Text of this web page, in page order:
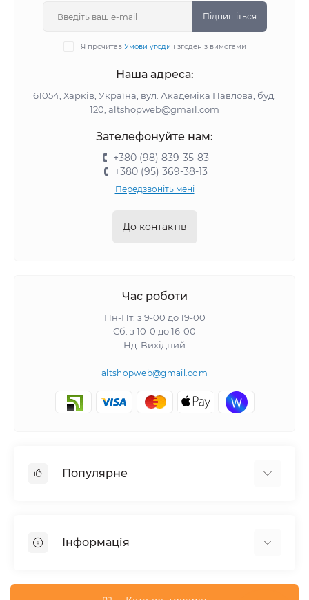
Підпишіться
Я прочитав Умови угоди і згоден з вимогами
Наша адреса:
61054, Харків, Україна, вул. Академіка Павлова, буд.
120, altshopweb@gmail.com
Зателефонуйте нам:
+380 (98) 839-35-83
+380 (95) 369-38-13
Передзвоніть мені
До контактів
Час роботи
Пн-Пт: з 9-00 до 19-00
Сб: з 10-0 до 16-00
Нд: Вихідний
altshopweb@gmail.com
Популярне
Відпочинок, туризм
Товари для автомобілів
Інформація